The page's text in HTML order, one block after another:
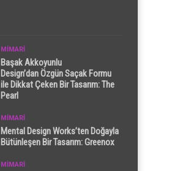
MİMARİ
Başak Akkoyunlu
Design’dan Özgün Saçak Formu
ile Dikkat Çeken Bir Tasarım: The
Pearl
MİMARİ
Mental Design Works’ten Doğayla
Bütünleşen Bir Tasarım: Greenox
MİMARİ